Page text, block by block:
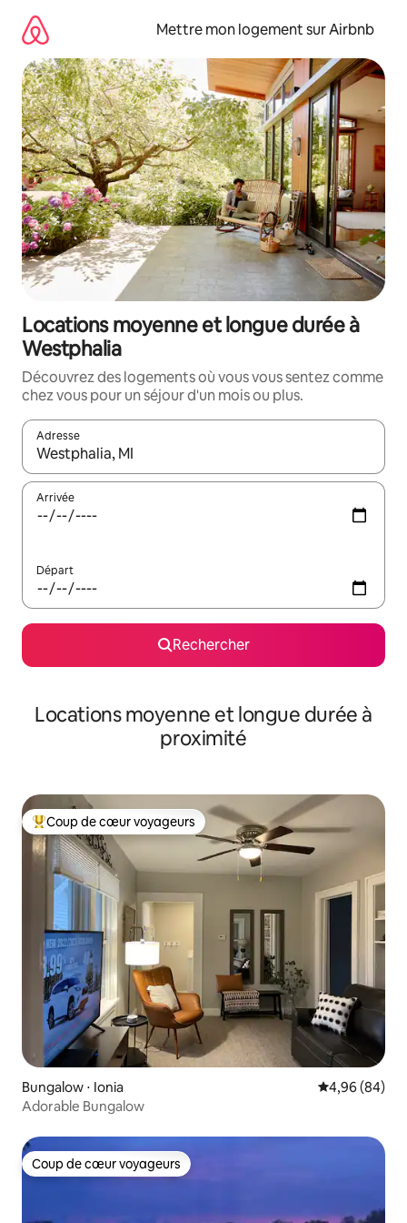
directement
contenu
Mettre mon logement sur Airbnb
Locations moyenne et longue durée à
Westphalia
Découvrez des logements où vous vous sentez comme
chez vous pour un séjour d'un mois ou plus.
Adresse
Lorsque les résultats s'affichent, utilisez les flèches vers le
Arrivée
Départ
Rechercher
Locations moyenne et longue durée à
proximité
Coups de cœur voyageurs les plus appréciés
Coup de cœur voyageurs
Bungalow ⋅ Ionia Évaluation
4,96 (84)
Adorable Bungalow
Coup de cœur voyageurs
Coup de cœur voyageurs